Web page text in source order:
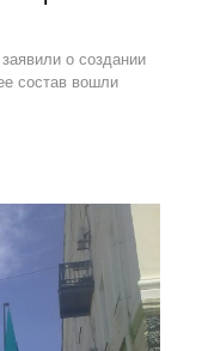
о создании
состав вошли